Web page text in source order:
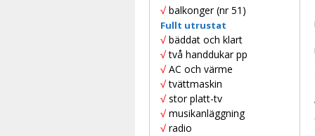
√ balkonger (nr 51)
Fullt utrustat
√ bäddat och klart
√två handdukar pp
√ AC och värme
√tvättmaskin
√ stor platt-tv
√ musikanläggning
√ radio